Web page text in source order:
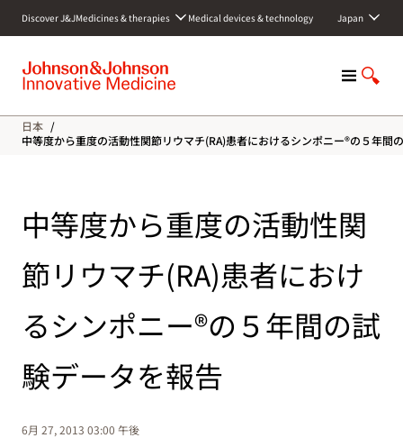
c
Discover J&JMedicines & therapies Medical devices & technology Japan
M
n
u
S
o
w
日本 /
中等度から重度の活動性関節リウマチ(RA)患者におけるシンポニー®の５年間
中等度から重度の活動性関
節リウマチ(RA)患者におけ
るシンポニー®の５年間の試
験データを報告
6月 27, 2013 03:00 午後